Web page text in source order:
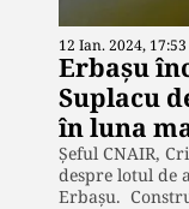
12 Ian. 2024, 17:53
Erbașu
Suplacu
în luna
Șeful CNAIR,
despre lotul de
Erbașu.